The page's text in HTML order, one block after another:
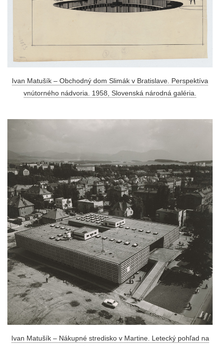
Ivan Matušík – Obchodný dom Slimák v Bratislave. Perspektíva
vnútorného nádvoria. 1958, Slovenská národná galéria.
Ivan Matušík – Nákupné stredisko v Martine. Letecký pohľad na